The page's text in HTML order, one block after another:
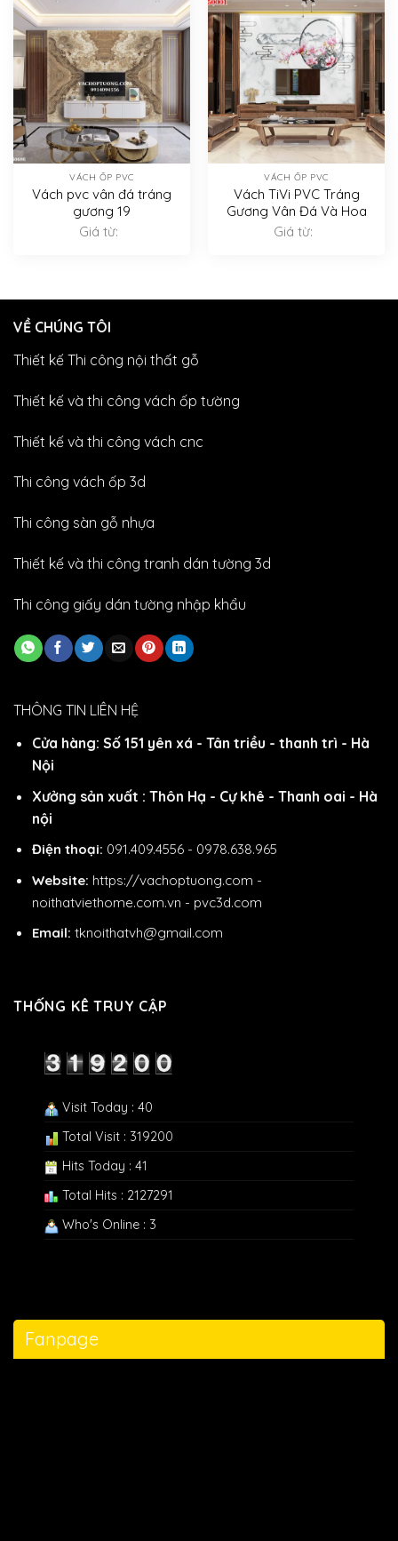
VÁCH ỐP PVC
Vách pvc vân đá tráng
gương 19
Giá từ:
VÁCH ỐP PVC
Vách TiVi PVC Tráng
Gương Vân Đá Và Hoa
Giá từ:
VỀ CHÚNG TÔI
Thiết kế Thi công nội thất gỗ
Thiết kế và thi công vách ốp tường
Thiết kế và thi công vách cnc
Thi công vách ốp 3d
Thi công sàn gỗ nhựa
Thiết kế và thi công tranh dán tường 3d
Thi công giấy dán tường nhập khẩu
THÔNG TIN LIÊN HỆ
Cửa hàng: Số 151 yên xá - Tân triều - thanh trì - Hà
Nội
Xưởng sản xuất : Thôn Hạ - Cự khê - Thanh oai - Hà
nội
Điện thoại: 091.409.4556 - 0978.638.965
Website: https://vachoptuong.com -
noithatviethome.com.vn - pvc3d.com
Email: tknoithatvh@gmail.com
THỐNG KÊ TRUY CẬP
Visit Today : 40
Total Visit : 319200
Hits Today : 41
Total Hits : 2127291
Who's Online : 3
Fanpage